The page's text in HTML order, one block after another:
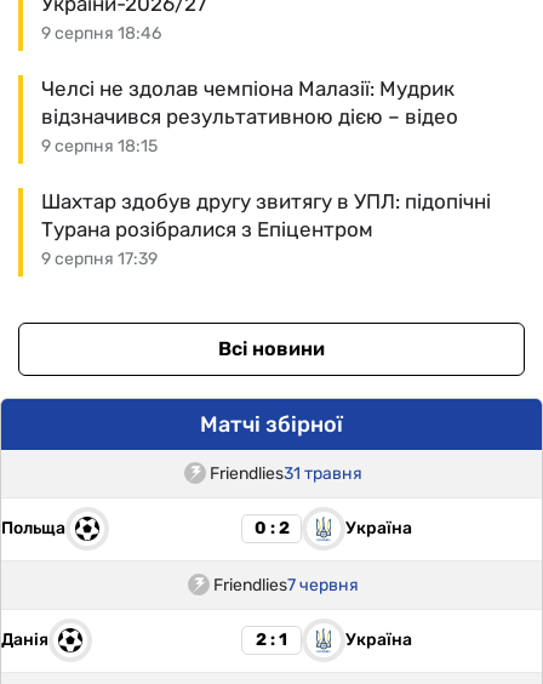
9 серпня 18:46
9 серпня 18:15
Челсі не здолав чемпіона Малазії: Мудрик
відзначився результативною дією – відео
9 серпня 17:39
Шахтар здобув другу звитягу в УПЛ: підопічні
Турана розібралися з Епіцентром
Всі новини
Матчі збірної
Friendlies31 травня
Польща 0 : 2 Україна
Friendlies7 червня
Данія 2 : 1 Україна